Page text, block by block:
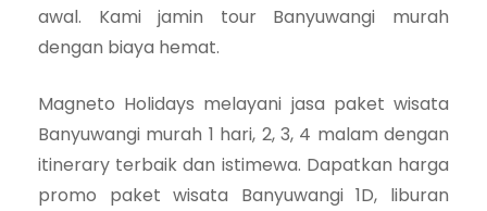
awal. Kami jamin tour Banyuwangi murah
dengan biaya hemat.
Magneto Holidays melayani jasa paket wisata
Banyuwangi murah 1 hari, 2, 3, 4 malam dengan
itinerary terbaik dan istimewa. Dapatkan harga
promo paket wisata Banyuwangi 1D, liburan